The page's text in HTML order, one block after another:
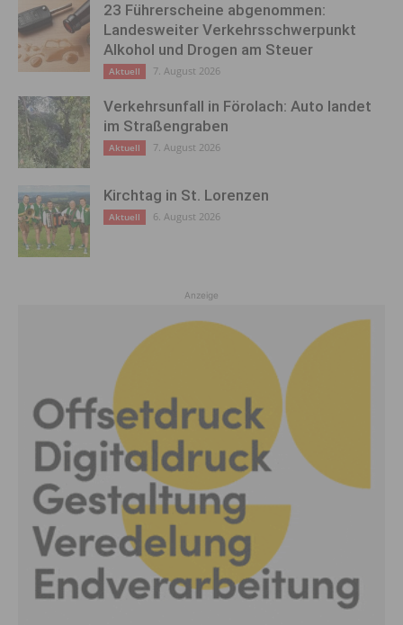
23 Führerscheine abgenommen:
Landesweiter Verkehrsschwerpunkt
Alkohol und Drogen am Steuer
Aktuell 7. August 2026
Verkehrsunfall in Förolach: Auto landet
im Straßengraben
Aktuell 7. August 2026
Kirchtag in St. Lorenzen
Aktuell 6. August 2026
Anzeige